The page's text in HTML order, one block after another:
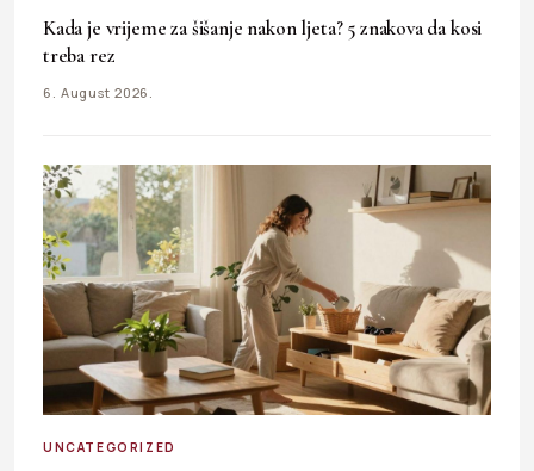
Kada je vrijeme za šišanje nakon ljeta? 5 znakova da kosi
treba rez
6. August 2026.
UNCATEGORIZED